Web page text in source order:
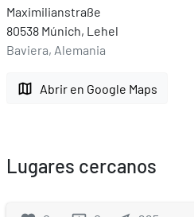
Maximilianstraße
80538 Múnich, Lehel
Baviera, Alemania
map Abrir en Google Maps
Lugares cercanos